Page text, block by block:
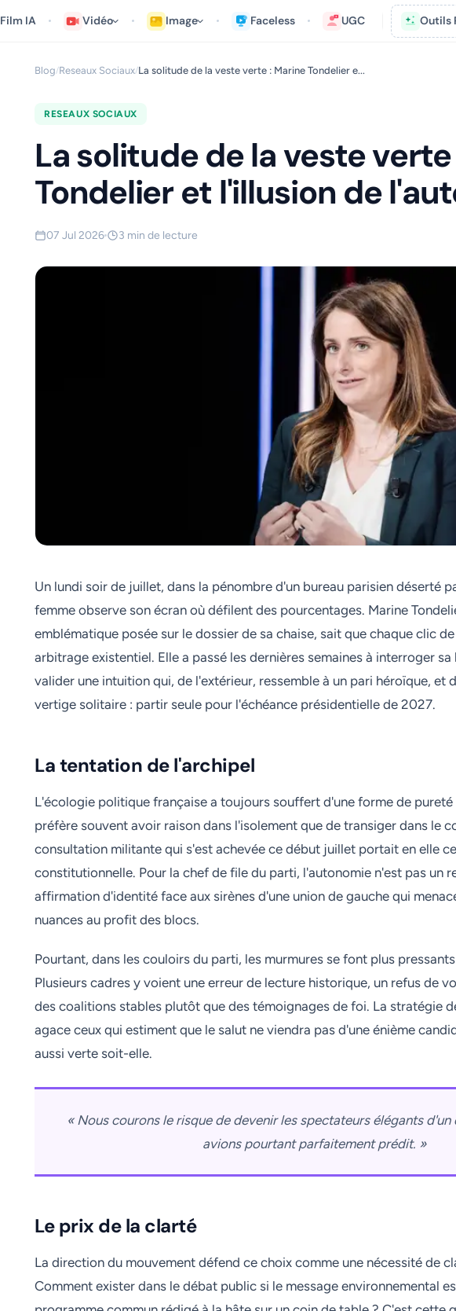
Film IA Vidéo Image Faceless UGC Outils
Blog/Reseaux Sociaux/La solitude de la veste verte : Marine Tondelier e...
RESEAUX SOCIAUX
La solitude de la veste
Tondelier et l'illusion de
07 Jul 2026 3 min de lecture
Un lundi soir de juillet, dans la pénombre d'un bureau parisien déserté
femme observe son écran où défilent des pourcentages. Marine
emblématique posée sur le dossier de sa chaise, sait que chaque clic
arbitrage existentiel. Elle a passé les dernières semaines à interroger sa
valider une intuition qui, de l'extérieur, ressemble à un pari héroïque, et
vertige solitaire : partir seule pour l'échéance présidentielle de 2027.
La tentation de l'archipel
L'écologie politique française a toujours souffert d'une forme de pureté
préfère souvent avoir raison dans l'isolement que de transiger dans le
consultation militante qui s'est achevée ce début juillet portait en elle
constitutionnelle. Pour la chef de file du parti, l'autonomie n'est pas un
affirmation d'identité face aux sirènes d'une union de gauche qui
nuances au profit des blocs.
Pourtant, dans les couloirs du parti, les murmures se font plus
Plusieurs cadres y voient une erreur de lecture historique, un refus de
des coalitions stables plutôt que des témoignages de foi. La stratégie
agace ceux qui estiment que le salut ne viendra pas d'une énième
aussi verte soit-elle.
« Nous courons le risque de devenir les spectateurs élégants d'un
avions pourtant parfaitement prédit. »
Le prix de la clarté
La direction du mouvement défend ce choix comme une nécessité de
Comment exister dans le débat public si le message environnemental